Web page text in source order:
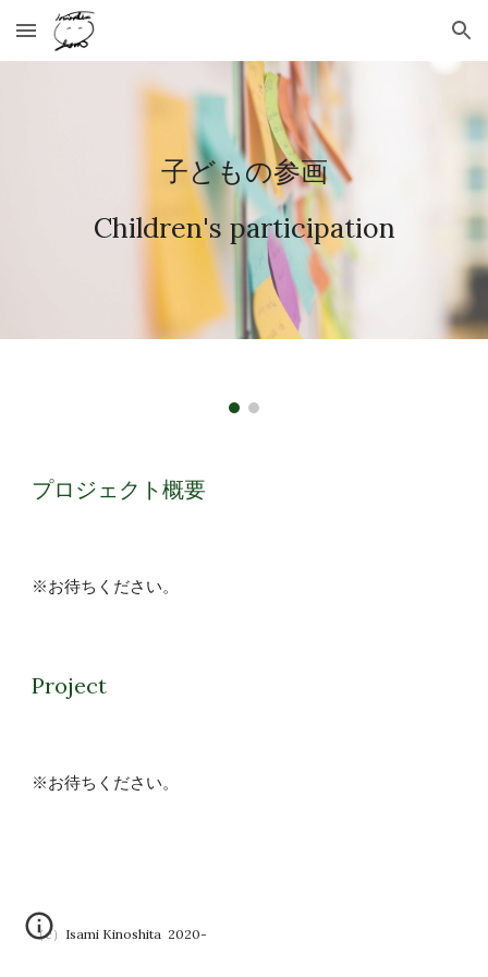
Skip to main content Skip to navigation
子どもの参画
Children's participation
プロジェクト概要
※お待ちください。
Project
※お待ちください。
（c）Isami Kinoshita 2020-